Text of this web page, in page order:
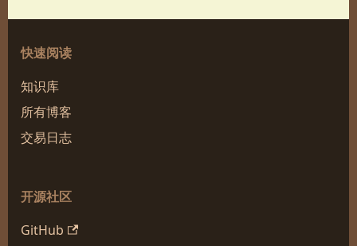
快速阅读
知识库
所有博客
交易日志
开源社区
GitHub